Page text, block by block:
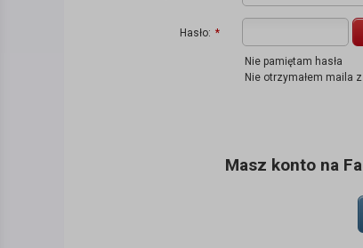
Hasło: *
Nie pamiętam hasła
Nie otrzymałem maila
Masz konto na